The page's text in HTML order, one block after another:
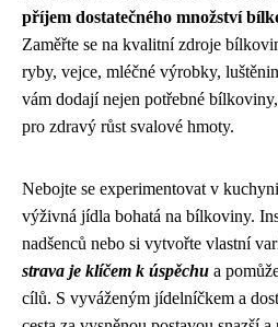
příjem dostatečného množství
Zaměřte se na kvalitní zdroje
ryby, vejce, mléčné výrobky,
vám dodají nejen potřebné
pro zdravý růst svalové hmoty.
Nebojte se experimentovat v
výživná jídla bohatá na bílkoviny.
nadšenců nebo si vytvořte vlastní
strava je klíčem k úspěchu a
cílů. S vyváženým jídelníčkem a